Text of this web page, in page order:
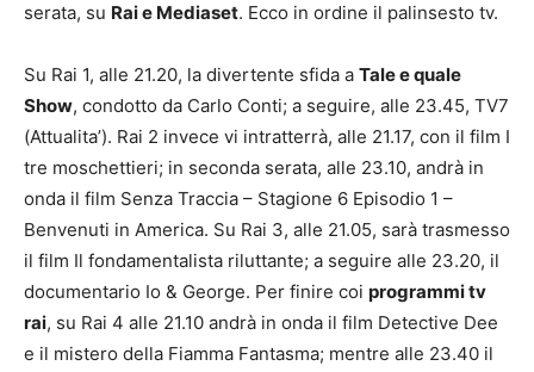
serata, su Rai e Mediaset. Ecco in ordine il palinsesto tv.
Su Rai 1, alle 21.20, la divertente sfida a Tale e quale
Show, condotto da Carlo Conti; a seguire, alle 23.45, TV7
(Attualita’). Rai 2 invece vi intratterrà, alle 21.17, con il film I
tre moschettieri; in seconda serata, alle 23.10, andrà in
onda il film Senza Traccia – Stagione 6 Episodio 1 –
Benvenuti in America. Su Rai 3, alle 21.05, sarà trasmesso
il film Il fondamentalista riluttante; a seguire alle 23.20, il
documentario Io & George. Per finire coi programmi tv
rai, su Rai 4 alle 21.10 andrà in onda il film Detective Dee
e il mistero della Fiamma Fantasma; mentre alle 23.40 il